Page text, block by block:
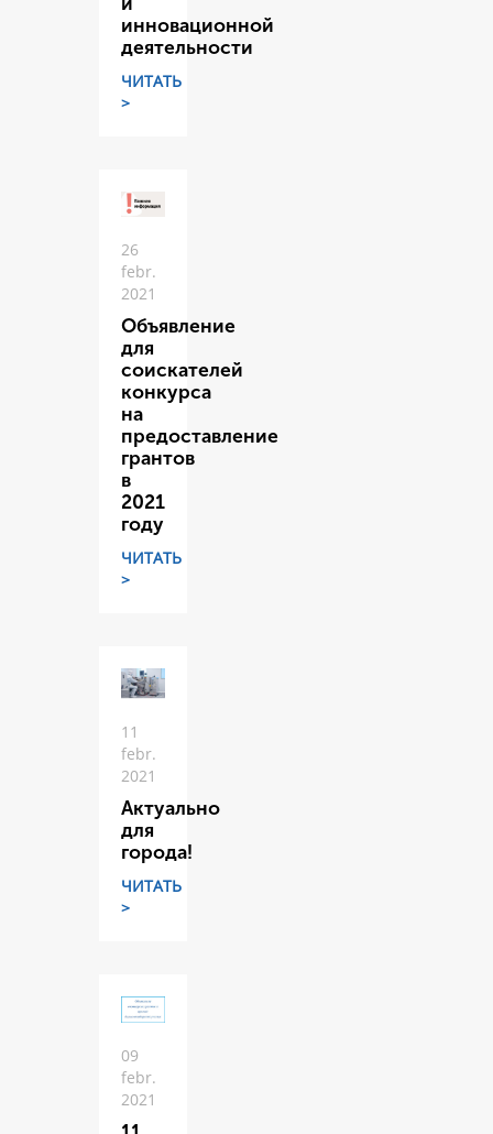
инновационной
деятельности
ЧИТАТЬ
>
26
febr.
2021
Объявление
для
соискателей
конкурса
на
предоставление
грантов
в
2021
году
ЧИТАТЬ
>
11
febr.
2021
Актуально
для
города!
ЧИТАТЬ
>
09
febr.
2021